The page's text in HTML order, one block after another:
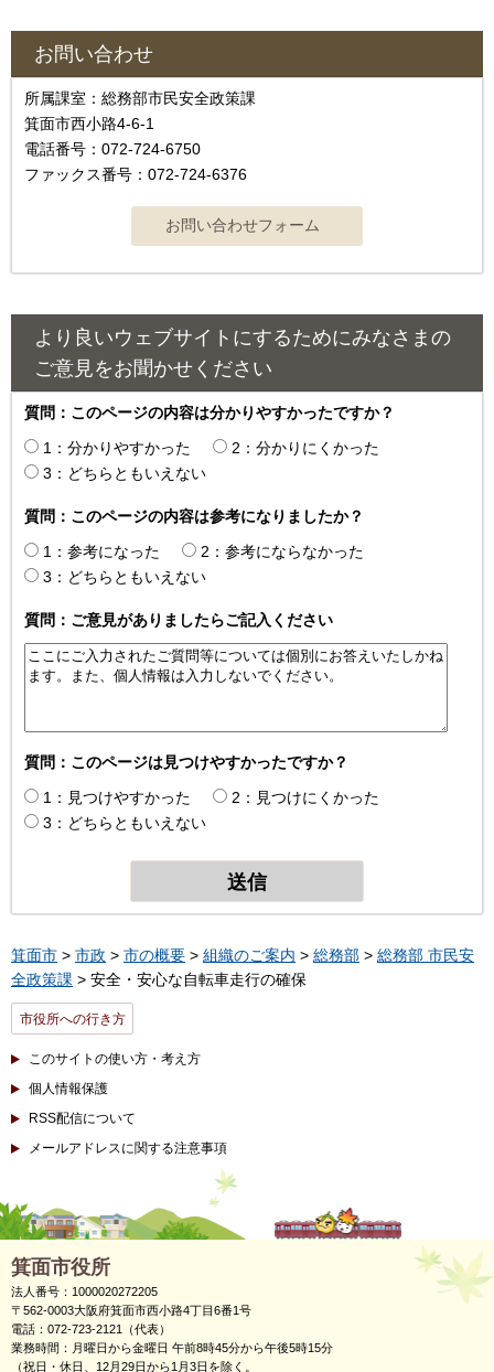
お問い合わせ
所属課室：総務部市民安全政策課
箕面市西小路4‐6‐1
電話番号：072-724-6750
ファックス番号：072-724-6376
より良いウェブサイトにするためにみなさまの
ご意見をお聞かせください
質問：このページの内容は分かりやすかったですか？
1：分かりやすかった
2：分かりにくかった
3：どちらともいえない
質問：このページの内容は参考になりましたか？
1：参考になった
2：参考にならなかった
3：どちらともいえない
質問：ご意見がありましたらご記入ください
質問：このページは見つけやすかったですか？
1：見つけやすかった
2：見つけにくかった
3：どちらともいえない
箕面市 > 市政 > 市の概要 > 組織のご案内 > 総務部 > 総務部 市民安
全政策課 > 安全・安心な自転車走行の確保
市役所への行き方
このサイトの使い方・考え方
個人情報保護
RSS配信について
メールアドレスに関する注意事項
箕面市役所
法人番号：1000020272205
〒562-0003大阪府箕面市西小路4丁目6番1号
電話：072-723-2121（代表）
業務時間：月曜日から金曜日 午前8時45分から午後5時15分
（祝日・休日、12月29日から1月3日を除く。